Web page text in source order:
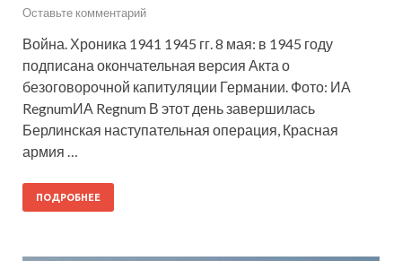
Оставьте комментарий
Война. Хроника 1941 1945 гг. 8 мая: в 1945 году
подписана окончательная версия Акта о
безоговорочной капитуляции Германии. Фото: ИА
RegnumИА Regnum В этот день завершилась
Берлинская наступательная операция, Красная
армия …
ПОДРОБНЕЕ